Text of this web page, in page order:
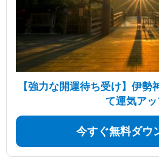
【強力な開運待ち受け】伊勢
て運気ア
今すぐ無料ダウ